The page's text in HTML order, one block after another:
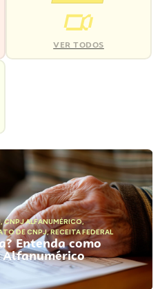
VER TODOS
,CNPJ ALFANUMÉRICO,
DE CNPJ,RECEITA FEDERAL
Entenda como
Alfanumérico